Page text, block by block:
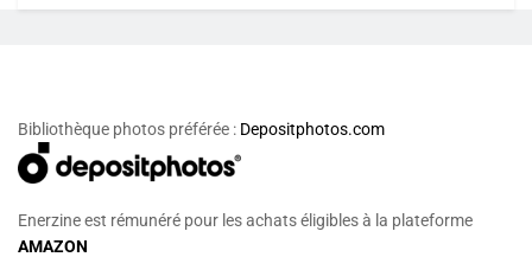
Bibliothèque photos préférée : Depositphotos.com
Enerzine est rémunéré pour les achats éligibles à la plateforme
AMAZON